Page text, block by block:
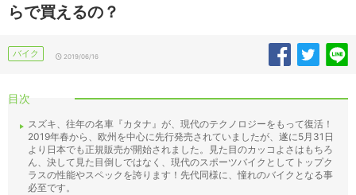
らで買えるの？
バイク 2019/06/16
目次
スズキ、往年の名車『カタナ』が、現代のテクノロジーをもって復活！
2019年春から、欧州を中心に先行発売されていましたが、遂に5月31日
より日本でも正規販売が開始されました。見た目のカッコよさはもちろ
ん、決して見た目倒しではなく、現代のスポーツバイクとしてトップク
ラスの性能やスペックを誇ります！先代同様に、憧れのバイクとなる事
必至です。